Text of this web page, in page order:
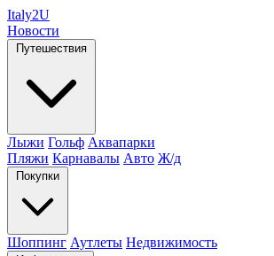
Italy2U
Новости
Путешествия
Лыжи Гольф Аквапарки
Пляжи Карнавалы Авто Ж/д
Покупки
Шоппинг Аутлеты Недвижимость